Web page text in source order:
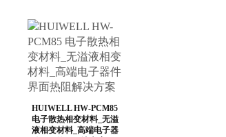
HUIWELL HW-PCM85
电子散热相变材料_无溢
液相变材料_高端电子器